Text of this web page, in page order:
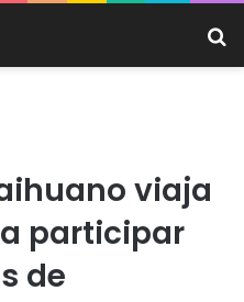
viaja
participar
de